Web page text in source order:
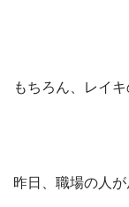
もちろん、レイ
昨日、職場の人